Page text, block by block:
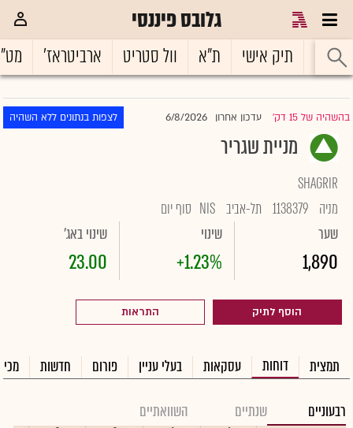
גלובס פיננסי
ראשי תיק אישי ת"א וול סטריט ארביטראז'
בהשהיה של 15 דק' |עדכון אחרון 6/8/2026 לצפות בנתונים ללא השהיה
מניית שגריר
SHAGRIR
מניה 1138379 תל-אביב NIS סוף יום
שער
1,890
שינוי
+1.23%
שינוי באג'
23.00
הוסף לתיק התראות
תמצית דוחות עסקאות בעלי עניין פורום חדשות
רבעוניים שנתיים השוואתיים